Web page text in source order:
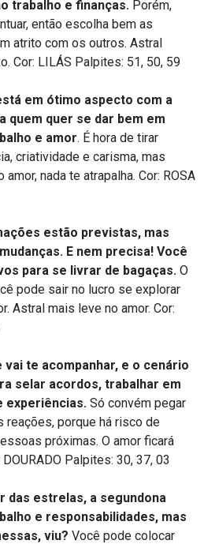
trabalho e finanças. Porém,
então escolha bem as
atrito com os outros. Astral
Cor: LILÁS Palpites: 51, 50, 59
em ótimo aspecto com a
quem quer se dar bem em
e amor. É hora de tirar
criatividade e carisma, mas
nada te atrapalha. Cor: ROSA
estão previstas, mas
E nem precisa! Você
para se livrar de bagaças. O
pode sair no lucro se explorar
Astral mais leve no amor. Cor:
vai te acompanhar, e o cenário
selar acordos, trabalhar em
experiências. Só convém pegar
reações, porque há risco de
próximas. O amor ficará
Palpites: 30, 37, 03
das estrelas, a segundona
e responsabilidades, mas
viu? Você pode colocar